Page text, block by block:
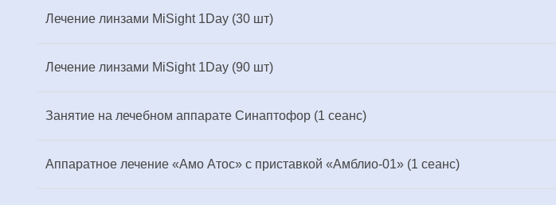
Лечение линзами MiSight 1Day (30 шт)
Лечение линзами MiSight 1Day (90 шт)
Занятие на лечебном аппарате Синаптофор (1 сеанс)
Аппаратное лечение «Амо Атос» с приставкой «Амблио-01» (1 сеанс)